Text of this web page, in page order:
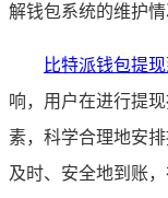
解钱包系统的维护
比特派钱包提
响，用户在进行提
素，科学合理地安
及时、安全地到账